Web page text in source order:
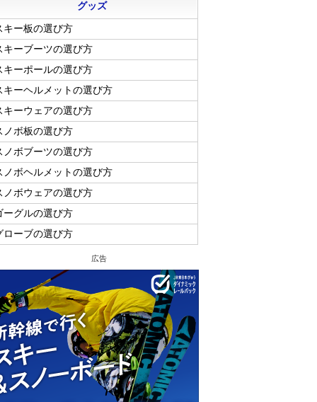
グッズ
キー板の選び方
キーブーツの選び方
キーポールの選び方
キーヘルメットの選び方
キーウェアの選び方
ノボ板の選び方
ノボブーツの選び方
ノボヘルメットの選び方
ノボウェアの選び方
ーグルの選び方
ローブの選び方
広告